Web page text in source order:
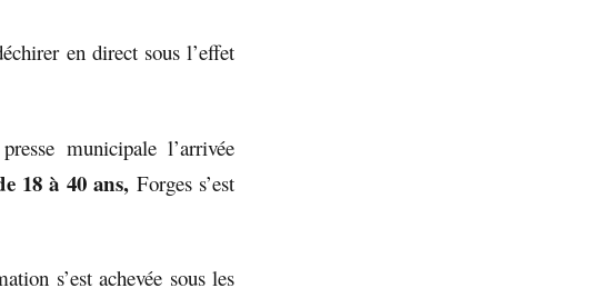
en direct sous l’effet
municipale l’arrivée
18 à 40 ans, Forges s’est
s’est achevée sous les